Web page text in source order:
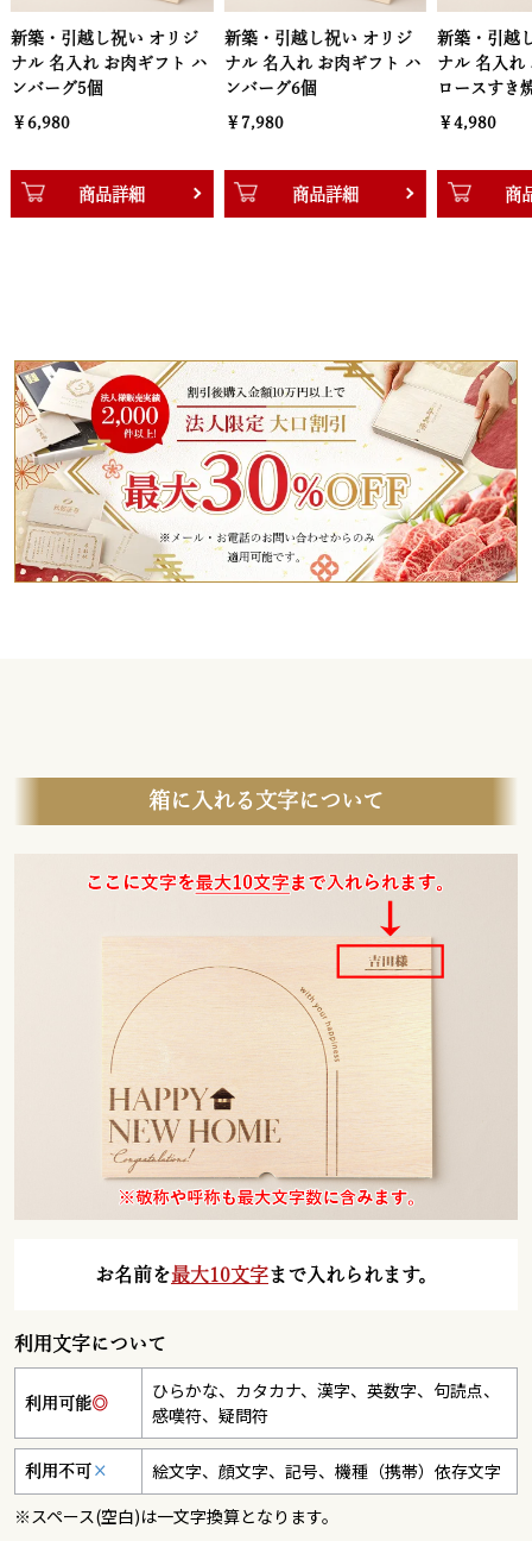
新築・引越し祝い オリジ
ナル 名入れ お肉ギフト ハ
ンバーグ6個
￥7,980
商品詳細
新築・引越し祝い オリジ
ナル 名入れ お肉ギフト 肩
ロースすき焼き200g
￥4,980
商品詳細
新築・引越
ナル 名入れ
ロースすき
￥6,980
商
箱に入れる文字について
お名前を最大10文字まで入れられます。
利用文字について
利用可能◎
ひらかな、カタカナ、漢字、英数字、句読点、
感嘆符、疑問符
利用不可 ×
絵文字、顔文字、記号、機種（携帯）依存文字
※スペース(空白)は一文字換算となります。